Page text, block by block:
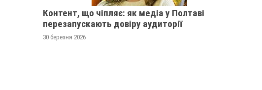
Контент, що чіпляє: як медіа у Полтаві
перезапускають довіру аудиторії
30 березня 2026